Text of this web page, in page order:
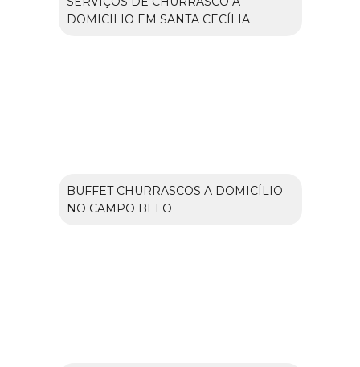
DOMICILIO EM SANTA CECÍLIA
BUFFET CHURRASCOS A DOMICÍLIO
NO CAMPO BELO